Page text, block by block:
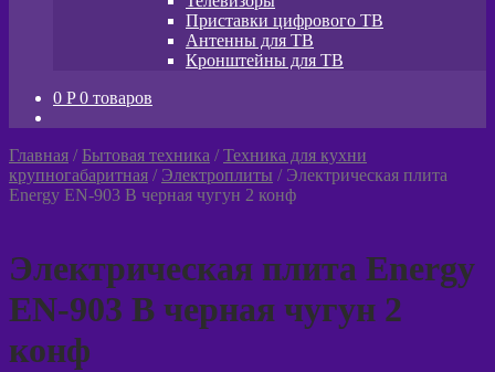
Приставки цифрового ТВ
Антенны для ТВ
Кронштейны для ТВ
0 P 0 товаров
Главная / Бытовая техника /Техника для кухни
крупногабаритная / Электроплиты / Электрическая плита
Energy EN-903 B черная чугун 2 конф
Электрическая плита Energy
EN-903 B черная чугун 2
конф